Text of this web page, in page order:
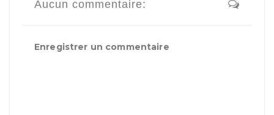
Aucun commentaire:
Enregistrer un commentaire